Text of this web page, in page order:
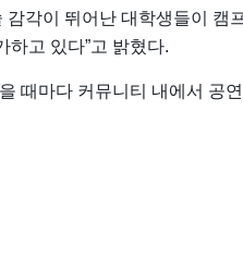
각이 뛰어난 대학생들이 캠
하고 있다”고 밝혔다.
때마다 커뮤니티 내에서 공